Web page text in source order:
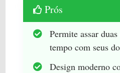
Prós
Permite assar
tempo com seus
Design moderno